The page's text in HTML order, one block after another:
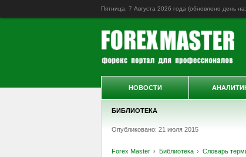
Пятница, 7 Августа 2026 года (обновлено день
БИБЛИОТЕКА
Опубликовано: 21 июля 2015
Forex Master Библиотека Словарь
НОВОСТИ